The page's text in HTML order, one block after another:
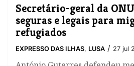
Secretário-geral da
seguras e legais para
refugiados
EXPRESSO DAS ILHAS, LUSA / 27 jul